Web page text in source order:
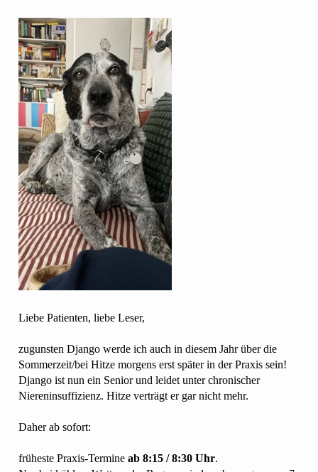
Liebe Patienten, liebe Leser,
zugunsten Django werde ich auch in diesem Jahr über die
Sommerzeit/bei Hitze morgens erst später in der Praxis sein!
Django ist nun ein Senior und leidet unter chronischer
Niereninsuffizienz. Hitze verträgt er gar nicht mehr.
Daher ab sofort:
früheste Praxis-Termine ab 8:15 / 8:30 Uhr.